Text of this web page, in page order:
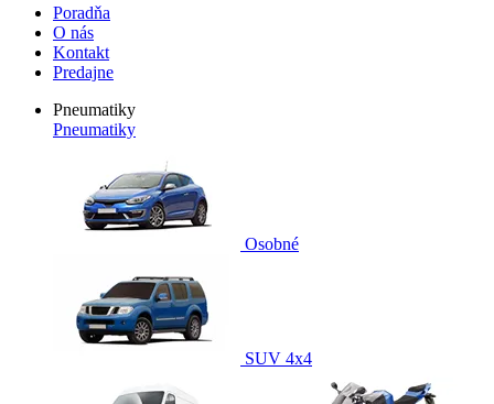
Poradňa
O nás
Kontakt
Predajne
Pneumatiky
Pneumatiky
Osobné
SUV 4x4